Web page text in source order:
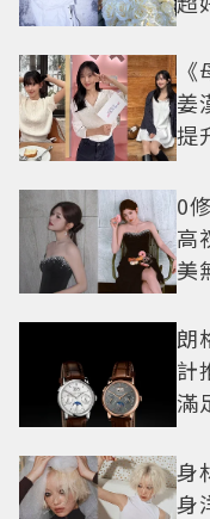
姜
提
0
高
美
朗
計
滿
身
身